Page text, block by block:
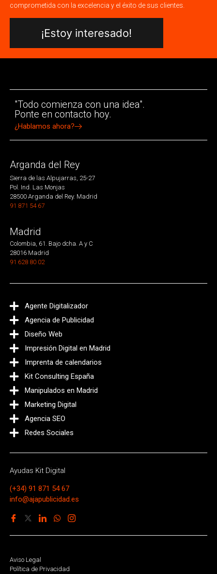
comprometida con la excelencia y el éxito de sus clientes.
¡Estoy interesado!
"Todo comienza con una idea".
Ponte en contacto hoy.
¿Hablamos ahora?
Arganda del Rey
Sierra de las Alpujarras, 25-27
Pol. Ind. Las Monjas
28500 Arganda del Rey. Madrid
91 871 54 67
Madrid
Colombia, 61. Bajo dcha. A y C
28016 Madrid
91 628 80 02
Agente Digitalizador
Agencia de Publicidad
Diseño Web
Impresión Digital en Madrid
Imprenta de calendarios
Kit Consulting España
Manipulados en Madrid
Marketing Digital
Agencia SEO
Redes Sociales
Ayudas Kit Digital
(+34) 91 871 54 67
info@ajapublicidad.es
Aviso Legal
Política de Privacidad